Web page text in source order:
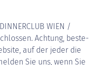
WIEN /
Achtung, beste-
auf der jeder die
Sie uns, wenn Sie